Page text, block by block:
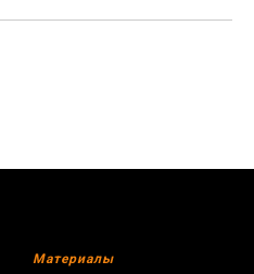
Материалы